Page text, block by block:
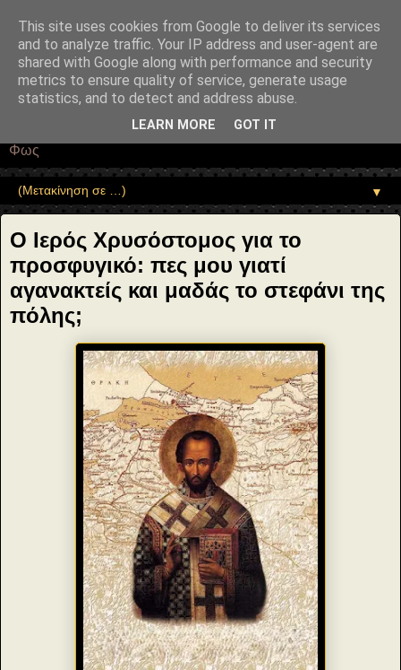
"potentialAction": { "@type": "ReadAction", "target":
"https://www.sophia-ntrekou.gr/2016/03/o-ieros-chrisostomos-mas-
kiritti-gia-to-prosfigiko.html" } }
Αέναη επΑνάσταση
• Επιστήμη • Ψυχολογία • Λογοτεχνία • Τέχνες • Θεολογία •
Φιλοσοφία • Στοχασμοί... για τη μνήμη, τον άνθρωπο και το
Φως
▼
Ο Ιερός Χρυσόστομος για το
προσφυγικό: πες μου γιατί
αγανακτείς και μαδάς το στεφάνι της
πόλης;
This site uses cookies from Google to deliver its services
and to analyze traffic. Your IP address and user-agent are
shared with Google along with performance and security
metrics to ensure quality of service, generate usage
statistics, and to detect and address abuse.
LEARN MORE GOT IT